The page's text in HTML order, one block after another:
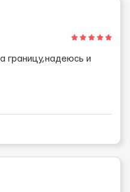
границу,надеюсь и